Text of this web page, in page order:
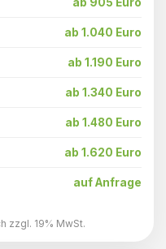
ab 1.040 Euro
ab 1.190 Euro
ab 1.340 Euro
ab 1.480 Euro
ab 1.620 Euro
auf Anfrage
zzgl. 19% MwSt.